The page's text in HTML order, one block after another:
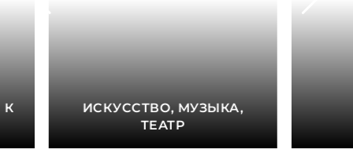
К
ИСКУССТВО, МУЗЫКА,
ТЕАТР
Язык